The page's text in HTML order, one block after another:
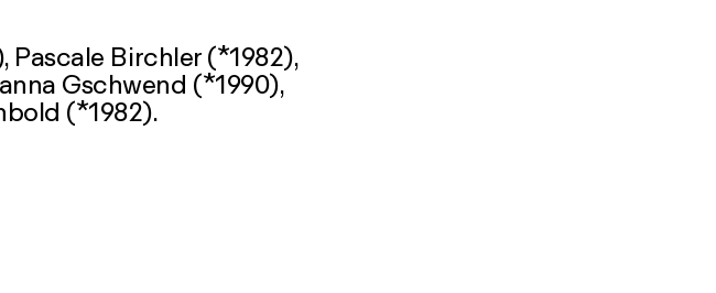
Pascale Birchler (*1982),
Gschwend (*1990),
(*1982).